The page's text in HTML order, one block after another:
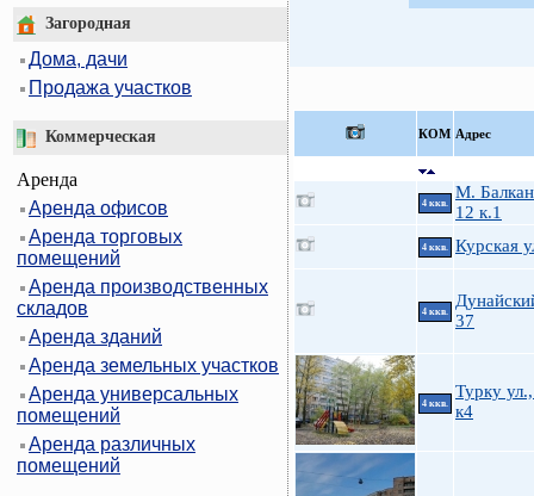
Загородная
Дома, дачи
Продажа участков
Коммерческая
Аренда
Аренда офисов
Аренда торговых
помещений
Аренда производственных
складов
Аренда зданий
Аренда земельных участков
Аренда универсальных
помещений
Аренда различных
помещений
Павловский
Приморский
КOМ Адрес
4 ккв.
М.
12 к.1
4 ккв. Курская
4 ккв.
37
4 ккв.
Турку
к4